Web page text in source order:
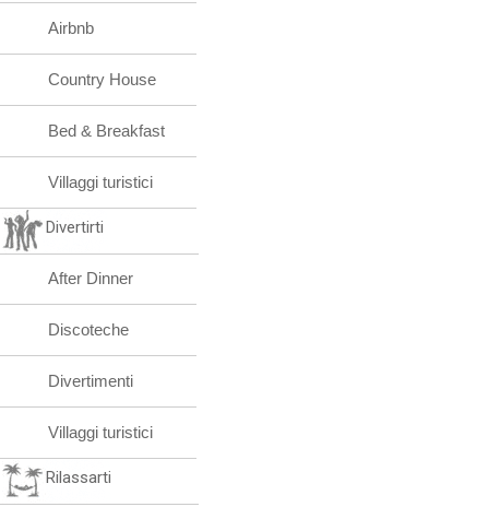
Airbnb
Country House
Bed & Breakfast
Villaggi turistici
Divertirti
After Dinner
Discoteche
Divertimenti
Villaggi turistici
Rilassarti